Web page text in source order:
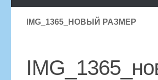
IMG_1365_НОВЫЙ РАЗМЕР